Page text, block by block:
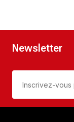
Newsletter